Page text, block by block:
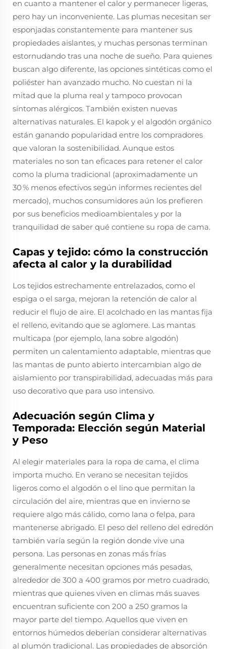
en cuanto a mantener el calor y permanecer ligeras,
pero hay un inconveniente. Las plumas necesitan ser
esponjadas constantemente para mantener sus
propiedades aislantes, y muchas personas terminan
estornudando tras una noche de sueño. Para quienes
buscan algo diferente, las opciones sintéticas como el
poliéster han avanzado mucho. No cuestan ni la
mitad que la pluma real y tampoco provocan
síntomas alérgicos. También existen nuevas
alternativas naturales. El kapok y el algodón orgánico
están ganando popularidad entre los compradores
que valoran la sostenibilidad. Aunque estos
materiales no son tan eficaces para retener el calor
como la pluma tradicional (aproximadamente un
30 % menos efectivos según informes recientes del
mercado), muchos consumidores aún los prefieren
por sus beneficios medioambientales y por la
tranquilidad de saber qué contiene su ropa de cama.
Capas y tejido: cómo la construcción
afecta al calor y la durabilidad
Los tejidos estrechamente entrelazados, como el
espiga o el sarga, mejoran la retención de calor al
reducir el flujo de aire. El acolchado en las mantas fija
el relleno, evitando que se aglomere. Las mantas
multicapa (por ejemplo, lana sobre algodón)
permiten un calentamiento adaptable, mientras que
las mantas de punto abierto intercambian algo de
aislamiento por transpirabilidad, adecuadas más para
uso decorativo que para uso intensivo.
Adecuación según Clima y
Temporada: Elección según Material
y Peso
Al elegir materiales para la ropa de cama, el clima
importa mucho. En verano se necesitan tejidos
ligeros como el algodón o el lino que permitan la
circulación del aire, mientras que en invierno se
requiere algo más cálido, como lana o felpa, para
mantenerse abrigado. El peso del relleno del edredón
también varía según la región donde vive una
persona. Las personas en zonas más frías
generalmente necesitan opciones más pesadas,
alrededor de 300 a 400 gramos por metro cuadrado,
mientras que quienes viven en climas más suaves
encuentran suficiente con 200 a 250 gramos la
mayor parte del tiempo. Aquellos que viven en
entornos húmedos deberían considerar alternativas
al plumón tradicional. Las propiedades de absorción